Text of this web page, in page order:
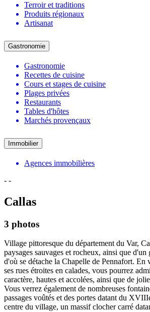
Terroir et traditions
Produits régionaux
Artisanat
Gastronomie
Gastronomie
Recettes de cuisine
Cours et stages de cuisine
Plages privées
Restaurants
Tables d'hôtes
Marchés provençaux
Immobilier
Agences immobilières
- -
Callas
3 photos
Village pittoresque du département du Var,
paysages sauvages et rocheux, ainsi que
d'où se détache la Chapelle de Pennafort. En
ses rues étroites en calades, vous pourrez
caractère, hautes et accolées, ainsi que de
Vous verrez également de nombreuses
passages voûtés et des portes datant du
centre du village, un massif clocher carré